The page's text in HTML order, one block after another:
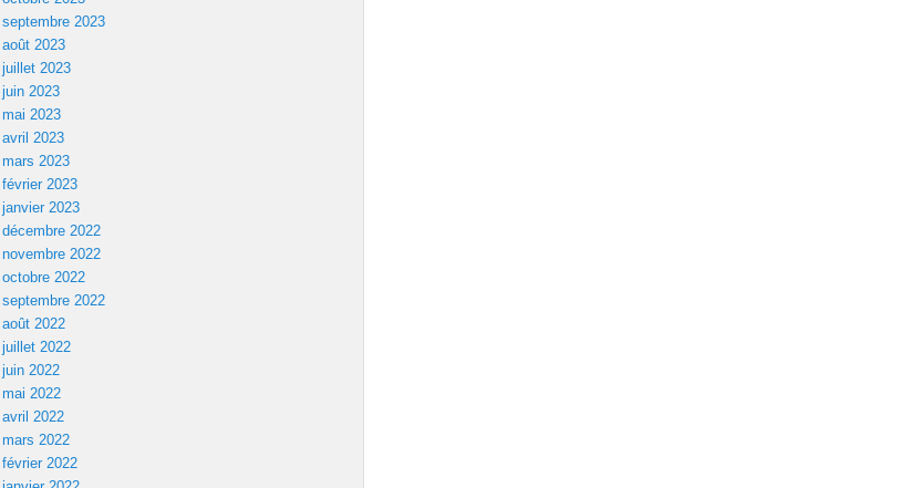
septembre 2023
août 2023
juillet 2023
juin 2023
mai 2023
avril 2023
mars 2023
février 2023
janvier 2023
décembre 2022
novembre 2022
octobre 2022
septembre 2022
août 2022
juillet 2022
juin 2022
mai 2022
avril 2022
mars 2022
février 2022